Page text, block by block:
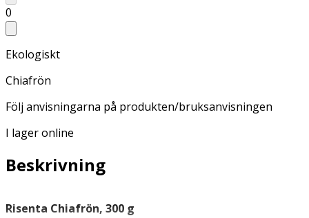
0
Ekologiskt
Chiafrön
Följ anvisningarna på produkten/bruksanvisningen
I lager online
Beskrivning
Risenta Chiafrön, 300 g